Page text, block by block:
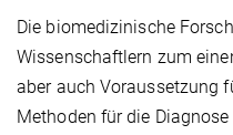
Die biomedizinische
Wissenschaftlern zum
aber auch Voraussetzung
Methoden für die